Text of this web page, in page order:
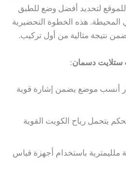
لتحديد أفضل وضع للطبق
المحيطة. هذه الخطوة التحضيرية
نتيجة مثالية من أول تركيب.
ستلايت دسمان:
أنسب موضع يضمن إشارة قوية
يتحمل رياح الكويت القوية
ملليمترية باستخدام أجهزة قياس